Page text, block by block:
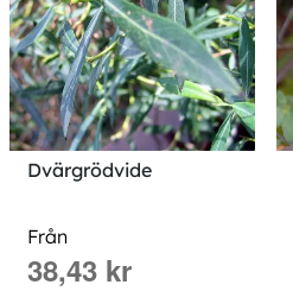
Dvärgrödvide
Från
38,43 kr